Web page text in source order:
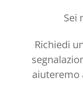
Sei
Richiedi
aiuteremo